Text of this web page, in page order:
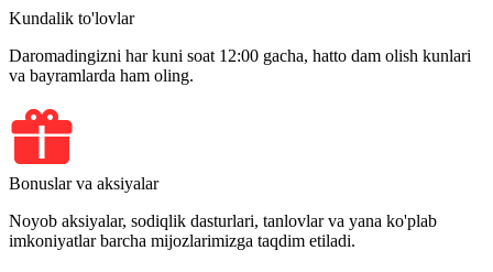
Kundalik to'lovlar
Daromadingizni har kuni soat 12:00 gacha, hatto dam olish kunlari
va bayramlarda ham oling.
Bonuslar va aksiyalar
Noyob aksiyalar, sodiqlik dasturlari, tanlovlar va yana ko'plab
imkoniyatlar barcha mijozlarimizga taqdim etiladi.